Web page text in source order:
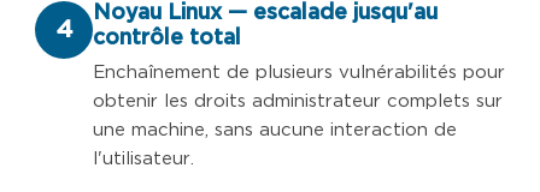
4
Noyau Linux — escalade jusqu'au
contrôle total
Enchaînement de plusieurs vulnérabilités pour
obtenir les droits administrateur complets sur
une machine, sans aucune interaction de
l'utilisateur.